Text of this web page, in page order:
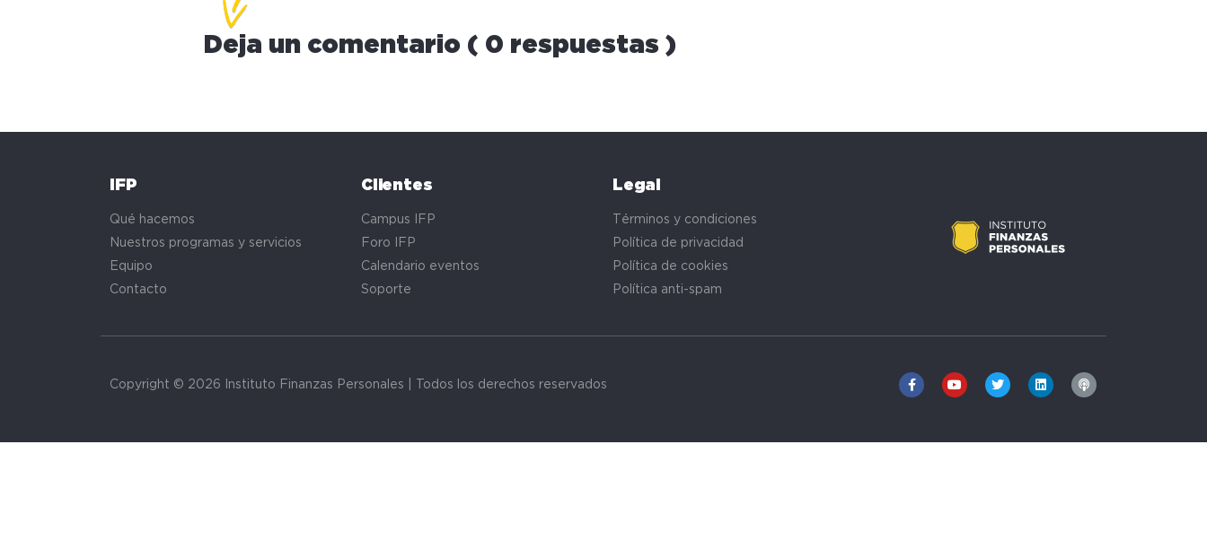
Deja un comentario ( 0 respuestas )
IFP
Qué hacemos
Nuestros programas y servicios
Equipo
Contacto
Clientes
Campus IFP
Foro IFP
Calendario eventos
Soporte
Legal
Términos y condiciones
Política de privacidad
Política de cookies
Política anti-spam
Copyright © 2026 Instituto Finanzas Personales | Todos los derechos reservados